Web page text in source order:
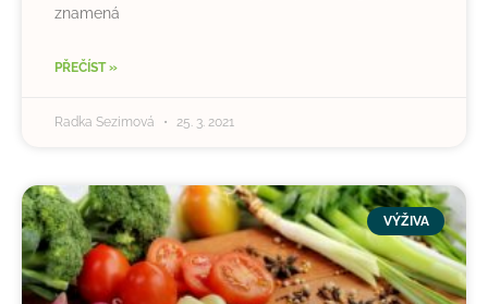
znamená
PŘEČÍST »
Radka Sezimová 25. 3. 2021
VÝŽIVA